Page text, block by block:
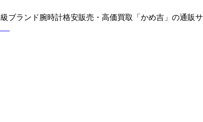
ブランド腕時計格安販売・高価買取「かめ吉」の通販